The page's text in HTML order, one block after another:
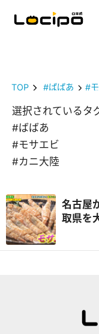
TOP #ばばあ #
選択されているタ
#ばばあ
#モサエビ
#カニ大陸
名古屋
取県を